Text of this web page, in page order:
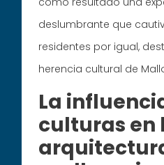
deslumbrante que
residentes por igual,
herencia cultural de
La
culturas en